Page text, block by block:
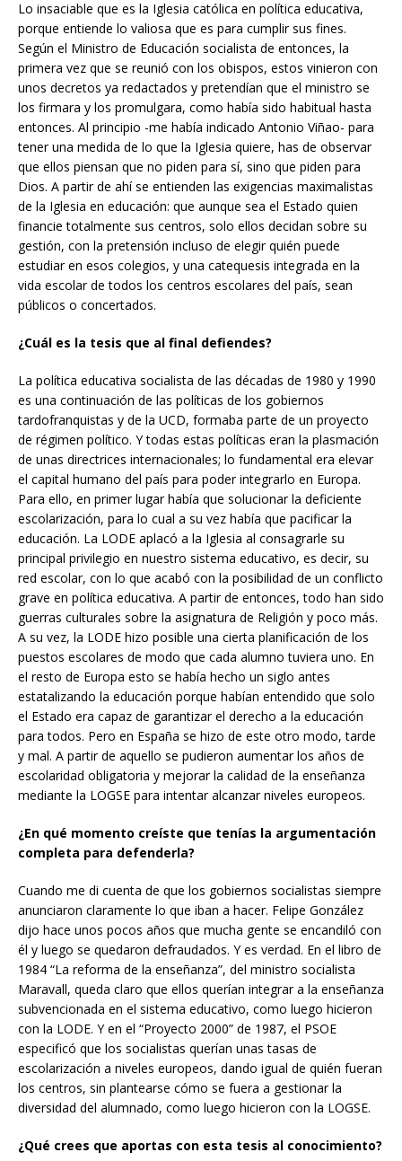
Lo insaciable que es la Iglesia católica en política educativa,
porque entiende lo valiosa que es para cumplir sus fines.
Según el Ministro de Educación socialista de entonces, la
primera vez que se reunió con los obispos, estos vinieron con
unos decretos ya redactados y pretendían que el ministro se
los firmara y los promulgara, como había sido habitual hasta
entonces. Al principio -me había indicado Antonio Viñao- para
tener una medida de lo que la Iglesia quiere, has de observar
que ellos piensan que no piden para sí, sino que piden para
Dios. A partir de ahí se entienden las exigencias maximalistas
de la Iglesia en educación: que aunque sea el Estado quien
financie totalmente sus centros, solo ellos decidan sobre su
gestión, con la pretensión incluso de elegir quién puede
estudiar en esos colegios, y una catequesis integrada en la
vida escolar de todos los centros escolares del país, sean
públicos o concertados.
¿Cuál es la tesis que al final defiendes?
La política educativa socialista de las décadas de 1980 y 1990
es una continuación de las políticas de los gobiernos
tardofranquistas y de la UCD, formaba parte de un proyecto
de régimen político. Y todas estas políticas eran la plasmación
de unas directrices internacionales; lo fundamental era elevar
el capital humano del país para poder integrarlo en Europa.
Para ello, en primer lugar había que solucionar la deficiente
escolarización, para lo cual a su vez había que pacificar la
educación. La LODE aplacó a la Iglesia al consagrarle su
principal privilegio en nuestro sistema educativo, es decir, su
red escolar, con lo que acabó con la posibilidad de un conflicto
grave en política educativa. A partir de entonces, todo han sido
guerras culturales sobre la asignatura de Religión y poco más.
A su vez, la LODE hizo posible una cierta planificación de los
puestos escolares de modo que cada alumno tuviera uno. En
el resto de Europa esto se había hecho un siglo antes
estatalizando la educación porque habían entendido que solo
el Estado era capaz de garantizar el derecho a la educación
para todos. Pero en España se hizo de este otro modo, tarde
y mal. A partir de aquello se pudieron aumentar los años de
escolaridad obligatoria y mejorar la calidad de la enseñanza
mediante la LOGSE para intentar alcanzar niveles europeos.
¿En qué momento creíste que tenías la argumentación
completa para defenderla?
Cuando me di cuenta de que los gobiernos socialistas siempre
anunciaron claramente lo que iban a hacer. Felipe González
dijo hace unos pocos años que mucha gente se encandiló con
él y luego se quedaron defraudados. Y es verdad. En el libro de
1984 “La reforma de la enseñanza”, del ministro socialista
Maravall, queda claro que ellos querían integrar a la enseñanza
subvencionada en el sistema educativo, como luego hicieron
con la LODE. Y en el “Proyecto 2000” de 1987, el PSOE
especificó que los socialistas querían unas tasas de
escolarización a niveles europeos, dando igual de quién fueran
los centros, sin plantearse cómo se fuera a gestionar la
diversidad del alumnado, como luego hicieron con la LOGSE.
¿Qué crees que aportas con esta tesis al conocimiento?